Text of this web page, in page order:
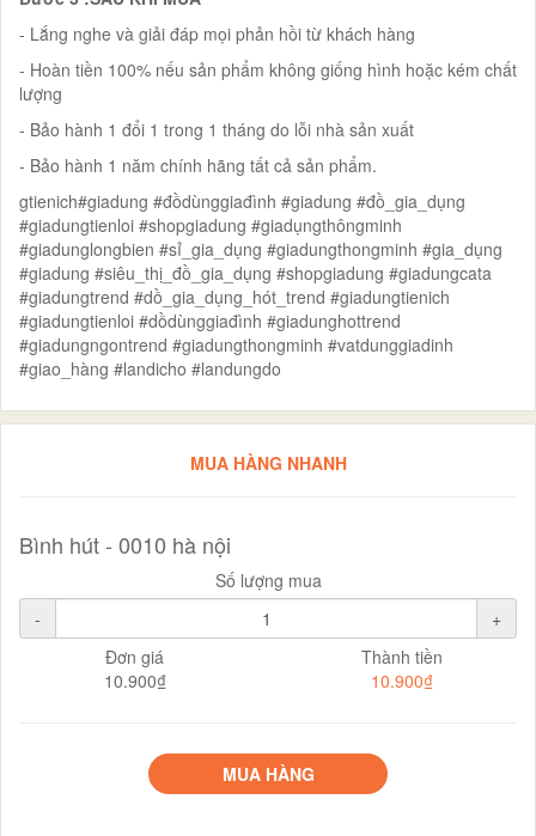
- Lắng nghe và giải đáp mọi phản hồi từ khách hàng
- Hoàn tiền 100% nếu sản phẩm không giống hình hoặc kém chất
lượng
- Bảo hành 1 đổi 1 trong 1 tháng do lỗi nhà sản xuất
- Bảo hành 1 năm chính hãng tất cả sản phẩm.
gtienich#giadung #đồdùnggiađình #giadung #đồ_gia_dụng
#giadungtienloi #shopgiadung #giadụngthôngminh
#giadunglongbien #sỉ_gia_dụng #giadungthongminh #gia_dụng
#giadung #siêu_thị_đồ_gia_dụng #shopgiadung #giadungcata
#giadungtrend #dồ_gia_dụng_hót_trend #giadungtienich
#giadungtienloi #dồdùnggiađình #giadunghottrend
#giadungngontrend #giadungthongminh #vatdunggiadinh
#giao_hàng #landicho #landungdo
MUA HÀNG NHANH
Bình hút - 0010 hà nội
Số lượng mua
-
+
Đơn giá
10.900₫
Thành tiền
10.900₫
MUA HÀNG